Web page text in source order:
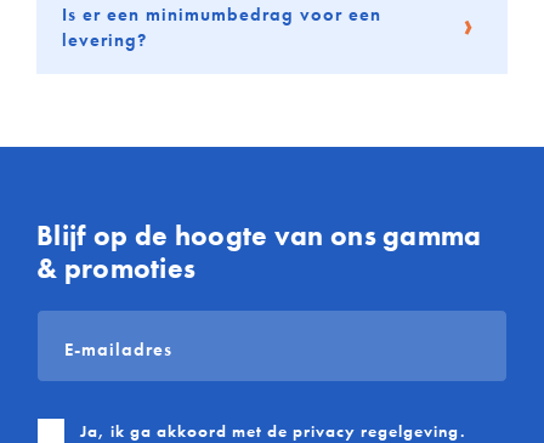
Is er een minimumbedrag voor een
levering?
Blijf op de hoogte van ons gamma
& promoties
E-
mailadres
Ja, ik ga akkoord met de privacy regelgeving.